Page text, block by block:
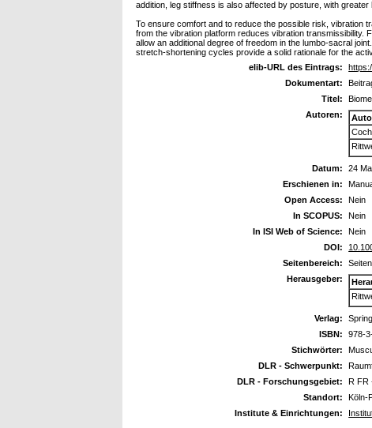
addition, leg stiffness is also affected by posture, with
To ensure comfort and to reduce the possible risk, vibration
from the vibration platform reduces vibration
allow an additional degree of freedom in the lumbo-sacral
stretch-shortening cycles provide a solid rationale for the
elib-URL des Eintrags:
Dokumentart:
Titel:
Autoren:
Datum:
24
Erschienen in:
Open Access:
Nein
In SCOPUS:
Nein
In ISI Web of Science:
Nein
DOI:
Seitenbereich:
Herausgeber:
Verlag:
ISBN:
978-
Stichwörter:
DLR - Schwerpunkt:
DLR - Forschungsgebiet:
R FR
Standort:
Köln-
Institute & Einrichtungen: